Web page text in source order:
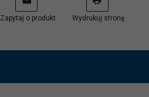
Zapytaj o produkt Wydrukuj stronę